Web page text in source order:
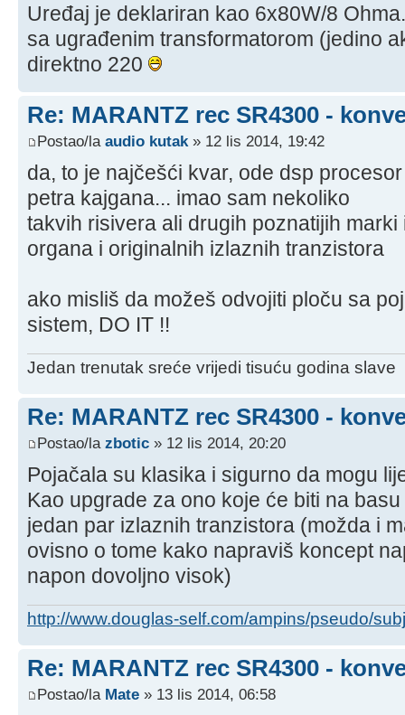
Uređaj je deklariran kao 6x80W/8
sa ugrađenim transformatorom (jedino
direktno 220
Re: MARANTZ rec SR4300 -
Postao/la audio kutak» 12 lis 2014, 19:42
da, to je najčešći kvar, ode dsp
petra kajgana... imao sam nekoliko
takvih risivera ali drugih poznatijih
organa i originalnih izlaznih tranzistora
ako misliš da možeš odvojiti ploču sa
sistem, DO IT !!
Jedan trenutak sreće vrijedi tisuću godina slave
Re: MARANTZ rec SR4300 -
Postao/la zbotic » 12 lis 2014, 20:20
Pojačala su klasika i sigurno da mogu
Kao upgrade za ono koje će biti na
jedan par izlaznih tranzistora (možda i
ovisno o tome kako napraviš koncept
napon dovoljno visok)
http://www.douglas-self.com/ampins/pseudo/
Re: MARANTZ rec SR4300 -
Postao/la Mate » 13 lis 2014, 06:58